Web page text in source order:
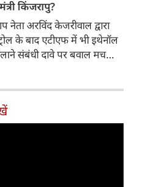
Qualcomm Snapdragon
के साथ पेश किया है। फोन में
का मेन कैमरा दिया गया है।
अलावा Redmi Note 17 में
Gorilla Glass 7i
जैसे फीचर्स मिलते हैं।
किंजरापु?
नेता अरविंद केजरीवाल द्वारा
के बाद एटीएफ में भी इथेनॉल
संबंधी दावे पर बवाल मच
मिलाने की कोई योजना नहीं